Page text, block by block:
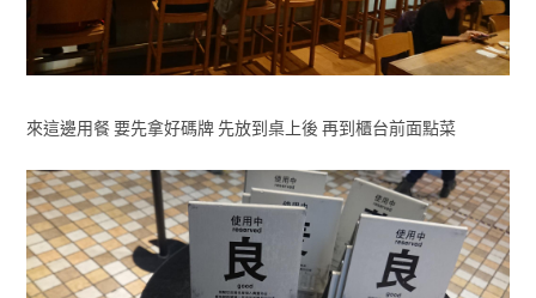
來這邊用餐 要先拿好碼牌 先放到桌上後 再到櫃台前面點菜